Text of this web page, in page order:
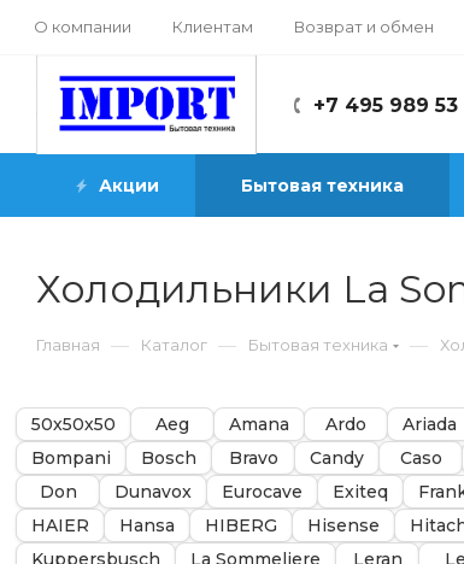
О компании Клиентам Возврат и обмен
+7 495 989 53
Акции Бытовая техника
Холодильники La
Главная — Каталог — Бытовая техника —
50х50х50 Aeg Amana Ardo Ariada
Bompani
Bosch Bravo Candy Caso
Don
Dunavox Eurocave Exiteq
HAIER
Hansa HIBERG Hisense
Kuppersbusch
La Sommeliere Leran